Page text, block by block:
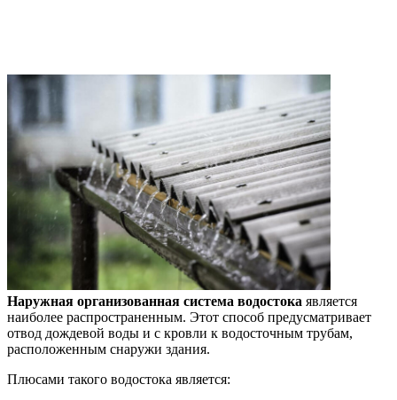
Наружная организованная система водостока является
наиболее распространенным. Этот способ предусматривает
отвод дождевой воды и с кровли к водосточным трубам,
расположенным снаружи здания.
Плюсами такого водостока является: